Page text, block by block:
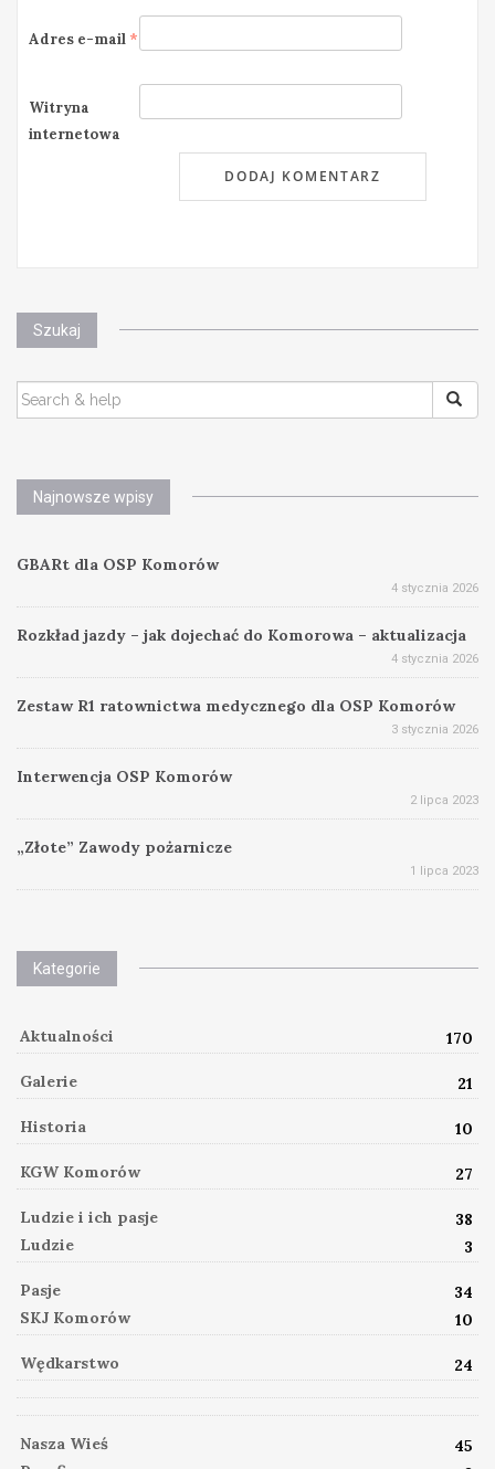
Adres e-mail *
Witryna
internetowa
Szukaj
SEARCH
FOR:
Najnowsze wpisy
GBARt dla OSP Komorów
4 stycznia 2026
Rozkład jazdy – jak dojechać do Komorowa – aktualizacja
4 stycznia 2026
Zestaw R1 ratownictwa medycznego dla OSP Komorów
3 stycznia 2026
Interwencja OSP Komorów
2 lipca 2023
„Złote” Zawody pożarnicze
1 lipca 2023
Kategorie
Aktualności 170
Galerie 21
Historia 10
KGW Komorów 27
Ludzie i ich pasje
38
Ludzie
3
Pasje
34
SKJ Komorów
10
Wędkarstwo 24
Nasza Wieś
45